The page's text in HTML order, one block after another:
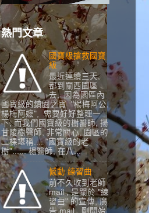
熱門文章
國寶級搶救國寶
級
最近連續三天,
都到關西園區
去, 因為園區內
國寶級的鎮園之寶 "楊梅阿公,
楊梅阿嬷", 需要好好整理一
下, 而我們國寶級的樹醫師, 揚
甘陵樹醫師, 非常關心, 園區的
二棵堪稱.... "國寶級的老
樹"...... 楊醫師, 在八...
憾動 練習曲
前不久收到老師
mail , 是關於 "練
習曲" 的宣傳, 廣
告 mail, 剛開始